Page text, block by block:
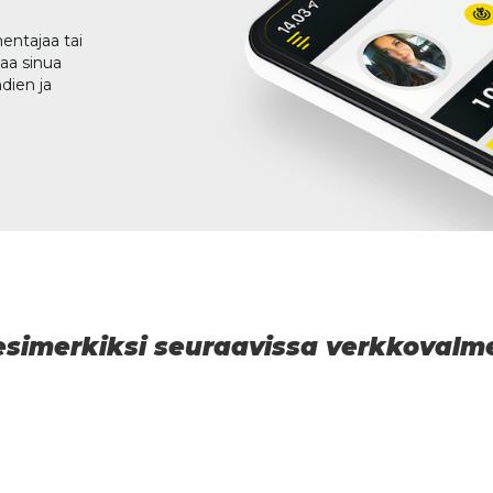
tai
sinua
ja
seuraavissa